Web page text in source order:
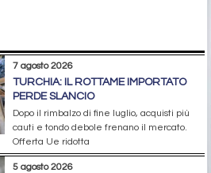
7 agosto 2026
TURCHIA: IL ROTTAME IMPORTATO
PERDE SLANCIO
Dopo il rimbalzo di fine luglio, acquisti più
cauti e tondo debole frenano il mercato.
Offerta Ue ridotta
5 agosto 2026